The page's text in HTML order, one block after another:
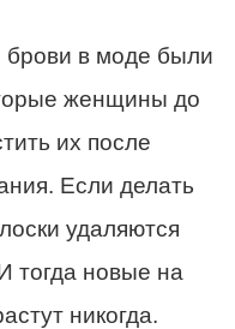
в моде были
женщины до
их после
Если делать
удаляются
тогда новые на
никогда.